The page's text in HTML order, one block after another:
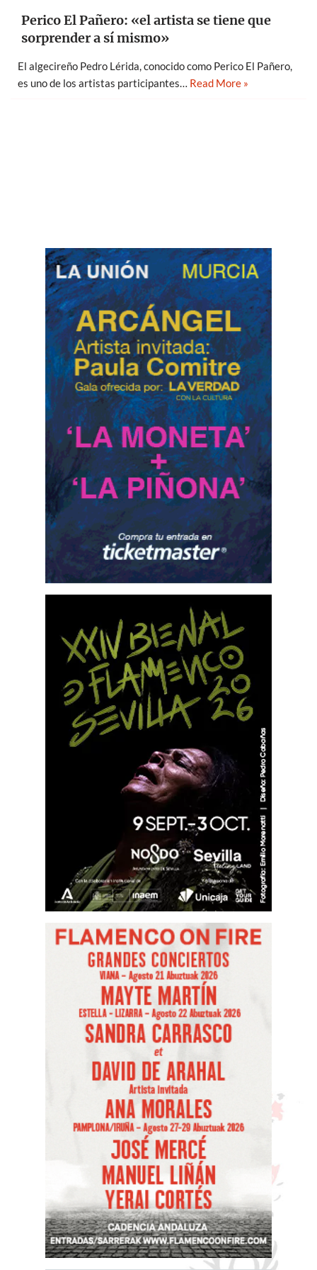
Perico El Pañero: «el artista se tiene que
sorprender a sí mismo»
El algecireño Pedro Lérida, conocido como Perico El Pañero,
es uno de los artistas participantes… Read More »